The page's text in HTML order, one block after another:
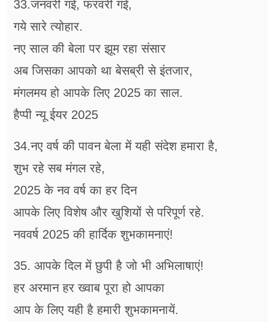
33.जनवरी गई, फरवरी गई,
गये सारे त्योहार.
नए साल की बेला पर झूम रहा संसार
अब जिसका आपको था बेसब्री से इंतजार,
मंगलमय हो आपके लिए 2025 का साल.
हैप्पी न्यू ईयर 2025
34.नए वर्ष की पावन बेला में यही संदेश हमारा है,
शुभ रहे सब मंगल रहे,
2025 के नव वर्ष का हर दिन
आपके लिए विशेष और खुशियों से परिपूर्ण रहे.
नववर्ष 2025 की हार्दिक शुभकामनाएं!
35. आपके दिल में छुपी है जो भी अभिलाषाएं!
हर अरमान हर ख्वाब पूरा हो आपका
आप के लिए यही है हमारी शुभकामनायें.